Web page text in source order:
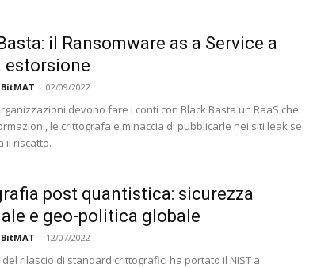
il Ransomware as a Service a
estorsione
- 02/09/2022
devono fare i conti con Black Basta un RaaS che
le crittografa e minaccia di pubblicarle nei siti leak se
il riscatto.
post quantistica: sicurezza
e geo-politica globale
- 12/07/2022
rilascio di standard crittografici ha portato il NIST a